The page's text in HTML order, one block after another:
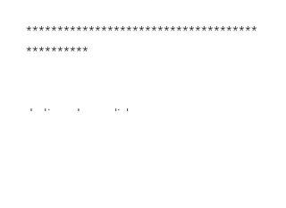
*************************************
**********